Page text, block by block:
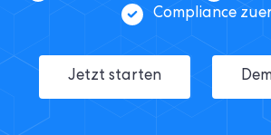
Compliance
Jetzt starten